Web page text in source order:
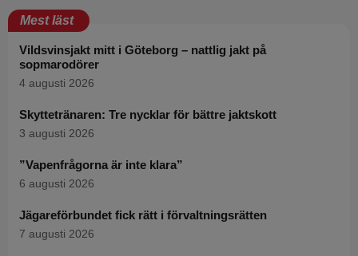
Mest läst
Vildsvinsjakt mitt i Göteborg – nattlig jakt på
sopmarodörer
4 augusti 2026
Skyttetränaren: Tre nycklar för bättre jaktskott
3 augusti 2026
”Vapenfrågorna är inte klara”
6 augusti 2026
Jägareförbundet fick rätt i förvaltningsrätten
7 augusti 2026